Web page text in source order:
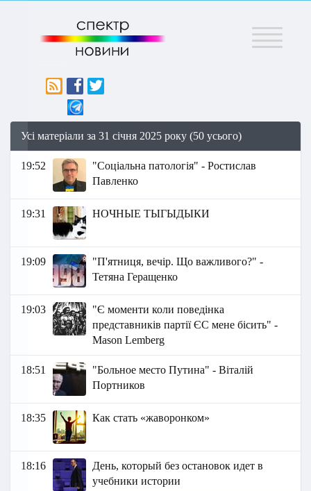
Меню
Усі матеріали за 31 січня 2025 року (50 усього)
19:52
"Соціальна патологія" - Ростислав
Павленко
19:31 НОЧНЫЕ ТЫГЫДЫКИ
19:09
"П'ятниця, вечір. Що важливого?" -
Тетяна Геращенко
19:03
"Є моменти коли поведінка
представників партії ЄС мене бісить" -
Маson Lemberg
18:51
"Больное место Путина" - Віталій
Портников
18:35 Как стать «жаворонком»
18:16
День, который без остановок идет в
учебники истории